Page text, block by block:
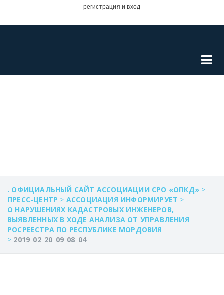
регистрация и вход
. ОФИЦИАЛЬНЫЙ САЙТ АССОЦИАЦИИ СРО «ОПКД» >
ПРЕСС-ЦЕНТР > АССОЦИАЦИЯ ИНФОРМИРУЕТ >
О НАРУШЕНИЯХ КАДАСТРОВЫХ ИНЖЕНЕРОВ,
ВЫЯВЛЕННЫХ В ХОДЕ АНАЛИЗА ОТ УПРАВЛЕНИЯ
РОСРЕЕСТРА ПО РЕСПУБЛИКЕ МОРДОВИЯ
> 2019_02_20_09_08_04